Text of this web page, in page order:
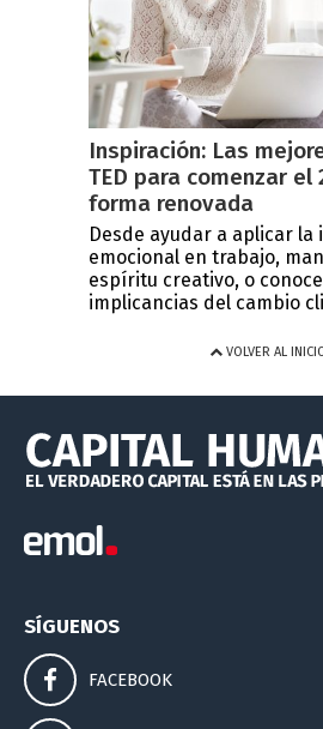
Inspiración: Las
TED para comenzar el
forma renovada
Desde ayudar a aplicar la
emocional en trabajo,
espíritu creativo, o
implicancias del cambio
VOLVER AL
SÍGUENOS
FACEBOOK